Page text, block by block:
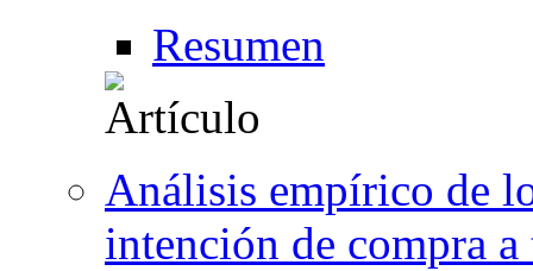
Resumen
Análisis empírico de
intención de compra a